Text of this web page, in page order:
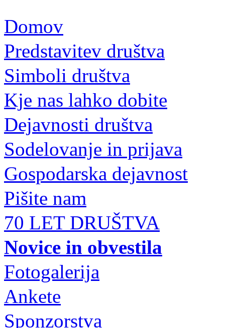
Domov
Predstavitev društva
Simboli društva
Kje nas lahko dobite
Dejavnosti društva
Sodelovanje in prijava
Gospodarska dejavnost
Pišite nam
70 LET DRUŠTVA
Novice in obvestila
Fotogalerija
Ankete
Sponzorstva